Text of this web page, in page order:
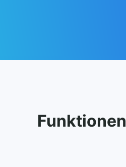
Funktionen
3 years
Limited funded